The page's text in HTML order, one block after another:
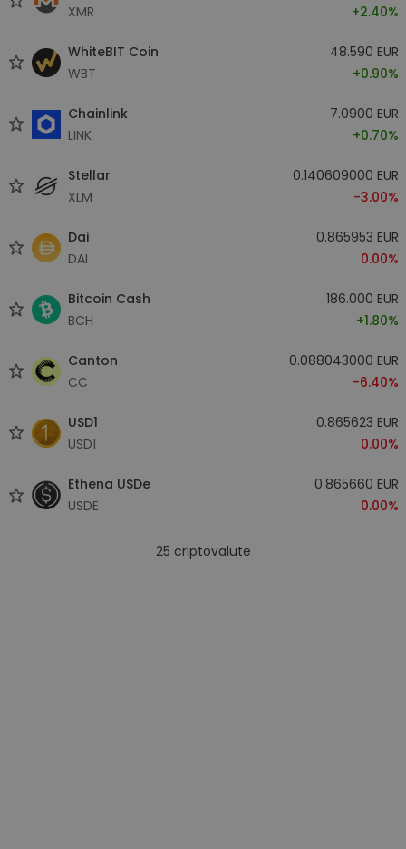
XMR
+2.40%
WhiteBIT Coin
WBT
48.590 EUR
+0.90%
Chainlink
LINK
7.0900 EUR
+0.70%
Stellar
XLM
0.140609000 EUR
-3.00%
Dai
DAI
0.865953 EUR
0.00%
Bitcoin Cash
BCH
186.000 EUR
+1.80%
Canton
CC
0.088043000 EUR
-6.40%
USD1
USD1
0.865623 EUR
0.00%
Ethena USDe
USDE
0.865660 EUR
0.00%
25 criptovalute